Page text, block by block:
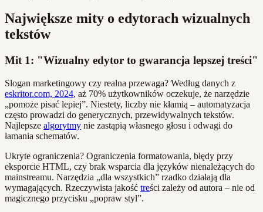
Największe mity o edytorach wizualnych
tekstów
Mit 1: "Wizualny edytor to gwarancja lepszej treści"
Slogan marketingowy czy realna przewaga? Według danych z
eskritor.com, 2024, aż 70% użytkowników oczekuje, że narzędzie
„pomoże pisać lepiej”. Niestety, liczby nie kłamią – automatyzacja
często prowadzi do generycznych, przewidywalnych tekstów.
Najlepsze algorytmy nie zastąpią własnego głosu i odwagi do
łamania schematów.
Ukryte ograniczenia? Ograniczenia formatowania, błędy przy
eksporcie HTML, czy brak wsparcia dla języków nienależących do
mainstreamu. Narzędzia „dla wszystkich” rzadko działają dla
wymagających. Rzeczywista jakość treści zależy od autora – nie od
magicznego przycisku „popraw styl”.